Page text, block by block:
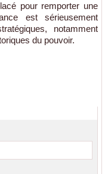
pour remporter une
est sérieusement
notamment
du pouvoir.